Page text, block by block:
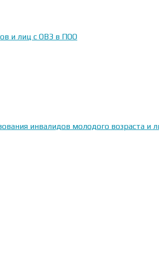
и лиц с ОВЗ в ПОО
инвалидов молодого возраста